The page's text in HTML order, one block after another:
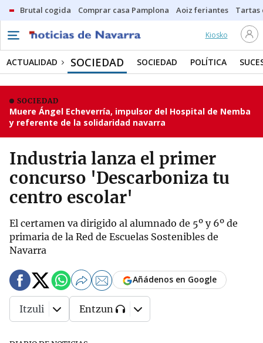
Brutal cogida Comprar casa Pamplona Aoiz feriantes Tartas
Kiosko
ACTUALIDAD SOCIEDAD SOCIEDAD POLÍTICA
SOCIEDAD
Muere Ángel Echeverría, impulsor del Hospital de Nemba
y referente de la solidaridad navarra
Industria lanza el primer
concurso 'Descarboniza tu
centro escolar'
El certamen va dirigido al alumnado de 5º y 6º de
primaria de la Red de Escuelas Sostenibles de
Navarra
Añádenos en Google
Itzuli Entzun